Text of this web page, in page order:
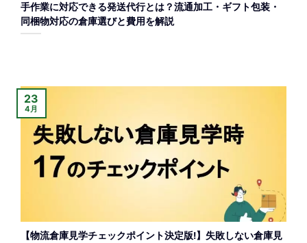
手作業に対応できる発送代行とは？流通加工・ギフト包装・
同梱物対応の倉庫選びと費用を解説
【物流倉庫見学チェックポイント決定版!】失敗しない倉庫見
23
4月